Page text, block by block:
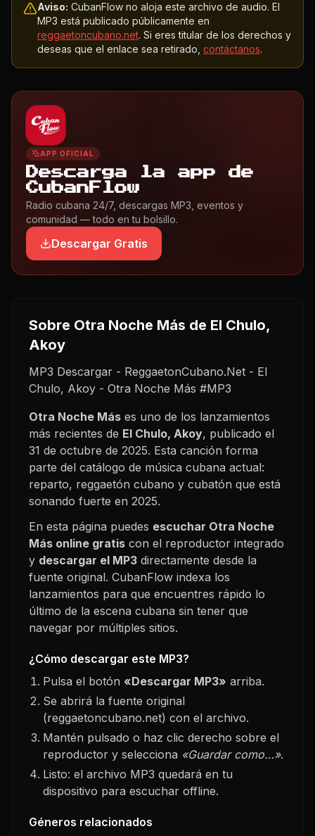
Aviso: CubanFlow no aloja este archivo de audio. El
MP3 está publicado públicamente en
reggaetoncubano.net. Si eres titular de los derechos y
deseas que el enlace sea retirado, contáctanos.
APP OFICIAL
Descarga la app de
CubanFlow
Radio cubana 24/7, descargas MP3, eventos y
comunidad — todo en tu bolsillo.
Descargar Gratis
Sobre Otra Noche Más de El Chulo,
Akoy
MP3 Descargar - ReggaetonCubano.Net - El
Chulo, Akoy - Otra Noche Más #MP3
Otra Noche Más es uno de los lanzamientos
más recientes de El Chulo, Akoy, publicado el
31 de octubre de 2025. Esta canción forma
parte del catálogo de música cubana actual:
reparto, reggaetón cubano y cubatón que está
sonando fuerte en 2025.
En esta página puedes escuchar Otra Noche
Más online gratis con el reproductor integrado
y descargar el MP3 directamente desde la
fuente original. CubanFlow indexa los
lanzamientos para que encuentres rápido lo
último de la escena cubana sin tener que
navegar por múltiples sitios.
¿Cómo descargar este MP3?
Pulsa el botón «Descargar MP3» arriba.
Se abrirá la fuente original
(reggaetoncubano.net) con el archivo.
Mantén pulsado o haz clic derecho sobre el
reproductor y selecciona «Guardar como…».
Listo: el archivo MP3 quedará en tu
dispositivo para escuchar offline.
Géneros relacionados